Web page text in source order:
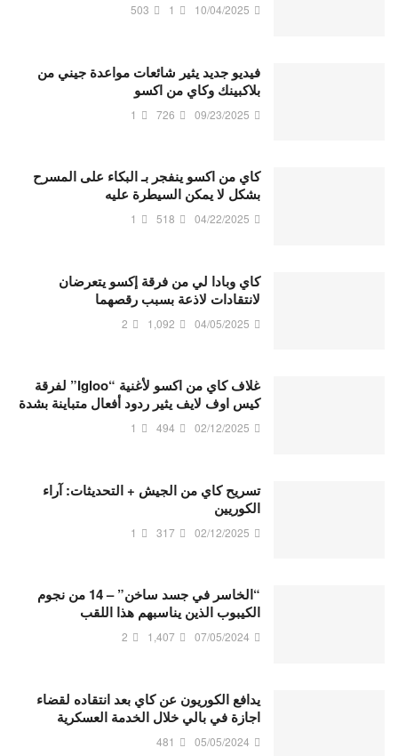
10/04/2025
1
503
فيديو جديد يثير شائعات مواعدة جيني من
بلاكبينك وكاي من اكسو
09/23/2025
726
1
كاي من اكسو ينفجر بـ البكاء على المسرح
بشكل لا يمكن السيطرة عليه
04/22/2025
518
1
كاي وبادا لي من فرقة إكسو يتعرضان
لانتقادات لاذعة بسبب رقصهما
04/05/2025
1,092
2
غلاف كاي من اكسو لأغنية “Igloo” لفرقة
كيس اوف لايف يثير ردود أفعال متباينة بشدة
02/12/2025
494
1
تسريح كاي من الجيش + التحديثات: آراء
الكوريين
02/12/2025
317
1
“الخاسر في جسد ساخن” – 14 من نجوم
الكيبوب الذين يناسبهم هذا اللقب
07/05/2024
1,407
2
يدافع الكوريون عن كاي بعد انتقاده لقضاء
اجازة في بالي خلال الخدمة العسكرية
05/05/2024
481